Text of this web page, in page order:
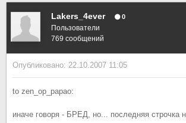
Lakers_4ever 0
Пользователи
769 сообщений
Опубликовано: 22.10.2007 11:05
to zen_op_papao:
иначе говоря - БРЕД, но... последняя строчка